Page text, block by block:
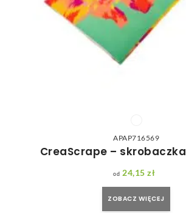
APAP716569
CreaScrape –
24,15zł
ZOBACZ WIĘCEJ